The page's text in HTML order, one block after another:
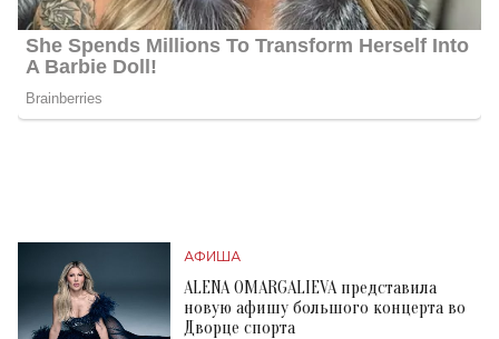
АФИША
ALENA OMARGALIEVA представила
новую афишу большого концерта во
Дворце спорта